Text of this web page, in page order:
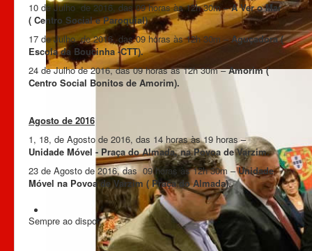
10 de Julho de 2016, das 09 horas às 12h 30m –A Ver o Mar
( Centro Social e Paroquial)
17 de Julho de 2016, das 09 horas às 12h 30m –Aguçadora (
Escola da Boucinha -CTT).
24 de Julho de 2016, das 09 horas às 12h 30m –Amorim (
Centro Social Bonitos de Amorim).
Agosto de 2016
1, 18, de Agosto de 2016, das 14 horas às 19 horas –
Unidade Móvel - Praça do Almada, na Povoa de Varzim.
23 de Agosto de 2016, das 09 horas às 12h 30m –Unidade
Móvel na Povoa de Varzim ( Praça do Almada).
Sempre ao dispor,